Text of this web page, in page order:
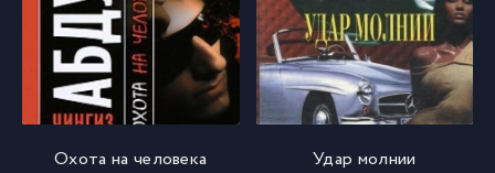
Охота на человека Удар молнии